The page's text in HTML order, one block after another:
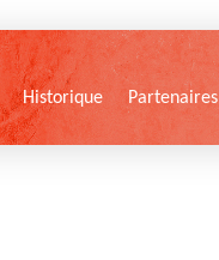
Historique Partenaires